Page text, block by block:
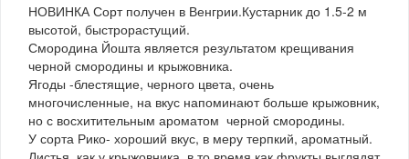
НОВИНКА Сорт получен в Венгрии.Кустарник до 1.5-2 м
высотой, быстрорастущий.
Смородина Йошта является результатом крещивания
черной смородины и крыжовника.
Ягоды -блестящие, черного цвета, очень
многочисленные, на вкус напоминают больше крыжовник,
но с восхитительным ароматом черной смородины.
У сорта Рико- хороший вкус, в меру терпкий, ароматный.